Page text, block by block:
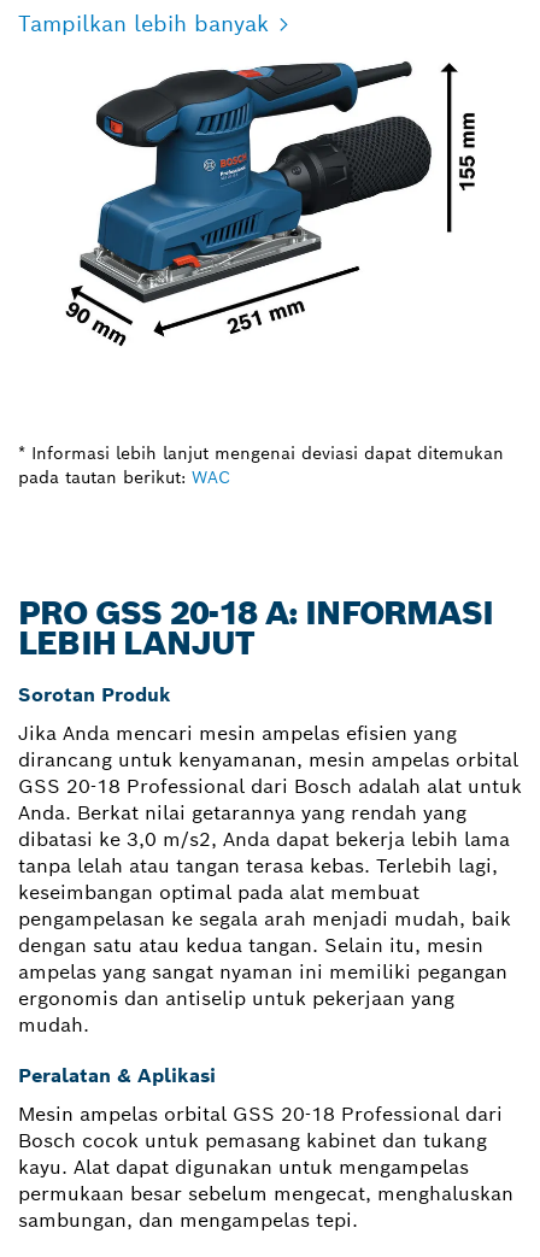
Tampilkan lebih banyak
* Informasi lebih lanjut mengenai deviasi dapat ditemukan
pada tautan berikut: WAC
PRO GSS 20-18 A: INFORMASI
LEBIH LANJUT
Sorotan Produk
Jika Anda mencari mesin ampelas efisien yang
dirancang untuk kenyamanan, mesin ampelas orbital
GSS 20-18 Professional dari Bosch adalah alat untuk
Anda. Berkat nilai getarannya yang rendah yang
dibatasi ke 3,0 m/s2, Anda dapat bekerja lebih lama
tanpa lelah atau tangan terasa kebas. Terlebih lagi,
keseimbangan optimal pada alat membuat
pengampelasan ke segala arah menjadi mudah, baik
dengan satu atau kedua tangan. Selain itu, mesin
ampelas yang sangat nyaman ini memiliki pegangan
ergonomis dan antiselip untuk pekerjaan yang
mudah.
Peralatan & Aplikasi
Mesin ampelas orbital GSS 20-18 Professional dari
Bosch cocok untuk pemasang kabinet dan tukang
kayu. Alat dapat digunakan untuk mengampelas
permukaan besar sebelum mengecat, menghaluskan
sambungan, dan mengampelas tepi.